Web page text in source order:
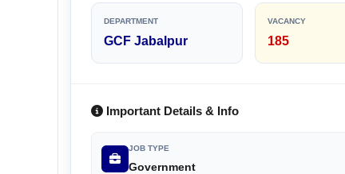
DEPARTMENT
GCF Jabalpur
VACANCY
185
Important Details & Info
JOB TYPE
Government